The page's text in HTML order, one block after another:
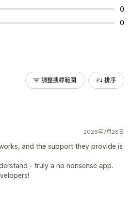
0
0
調整搜尋範圍 排序
2026年7月28日
and the support they provide is
- truly a no nonsense app.